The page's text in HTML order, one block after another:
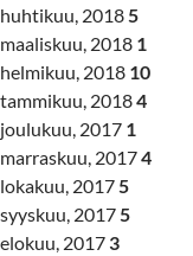
huhtikuu, 20185
maaliskuu, 2018 1
helmikuu, 2018 10
tammikuu, 20184
joulukuu, 2017 1
marraskuu, 20174
lokakuu, 20175
syyskuu, 20175
elokuu, 2017 3